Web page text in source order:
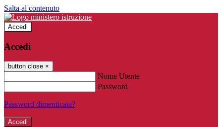
Salta al contenuto
Accedi
Accedi
button close ×
Nome Utente
Password
Password dimenticata?